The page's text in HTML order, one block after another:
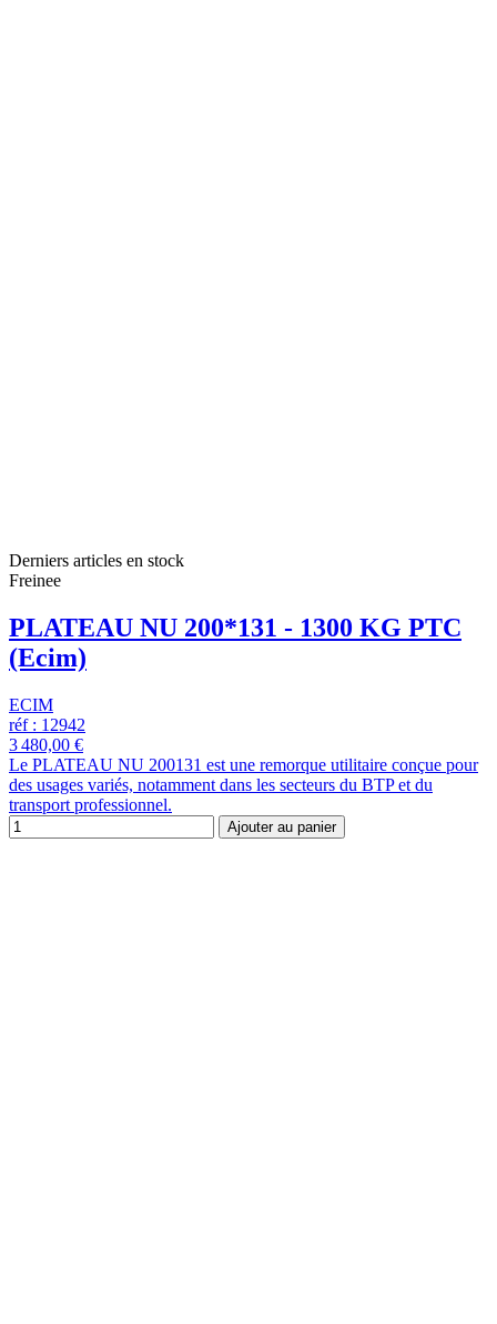
Derniers articles en stock
Freinee
PLATEAU NU 200*131 - 1300 KG PTC
(Ecim)
ECIM
réf : 12942
3 480,00 €
Le PLATEAU NU 200131 est une remorque utilitaire conçue pour
des usages variés, notamment dans les secteurs du BTP et du
transport professionnel.
Ajouter au panier